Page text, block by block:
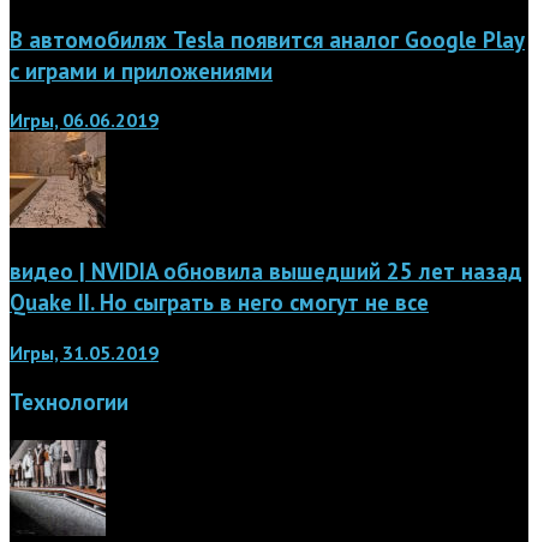
В автомобилях Tesla появится аналог Google Play
с играми и приложениями
Игры, 06.06.2019
видео | NVIDIA обновила вышедший 25 лет назад
Quake II. Но сыграть в него смогут не все
Игры, 31.05.2019
Технологии